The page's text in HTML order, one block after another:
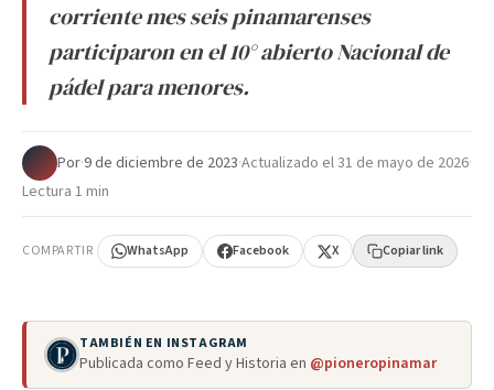
corriente mes seis pinamarenses
participaron en el 10° abierto Nacional de
pádel para menores.
Por·9 de diciembre de 2023·Actualizado el31 de mayo de 2026·
Lectura 1 min
COMPARTIR WhatsApp Facebook X Copiar link
TAMBIÉN EN INSTAGRAM
Publicada como Feed y Historia en @pioneropinamar